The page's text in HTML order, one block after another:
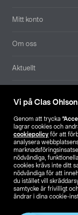
Vi på Clas
Genom att trycka
lagrar cookies och
cookiepolicy för att
analysera
nödvändiga,
cookies krävs inte ditt
nödvändiga för att
du istället vill
samtycke är frivilligt
ändrar i dina cookie-
Mitt konto
Om oss
Aktuellt